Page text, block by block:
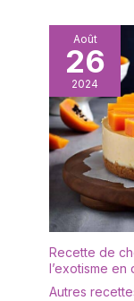
Août
26
2024
Recette de
l’exotisme en
Autres